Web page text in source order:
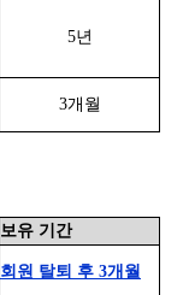
5년
3개월
보유 기간
회원 탈퇴 후 3개월